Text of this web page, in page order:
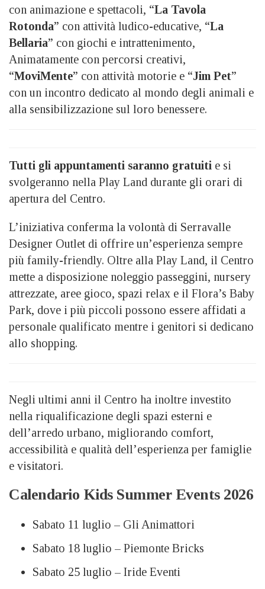
con animazione e spettacoli, “La Tavola
Rotonda” con attività ludico-educative, “La
Bellaria” con giochi e intrattenimento,
Animatamente con percorsi creativi,
“MoviMente” con attività motorie e “Jim Pet”
con un incontro dedicato al mondo degli animali e
alla sensibilizzazione sul loro benessere.
Tutti gli appuntamenti saranno gratuiti e si
svolgeranno nella Play Land durante gli orari di
apertura del Centro.
L’iniziativa conferma la volontà di Serravalle
Designer Outlet di offrire un’esperienza sempre
più family-friendly. Oltre alla Play Land, il Centro
mette a disposizione noleggio passeggini, nursery
attrezzate, aree gioco, spazi relax e il Flora’s Baby
Park, dove i più piccoli possono essere affidati a
personale qualificato mentre i genitori si dedicano
allo shopping.
Negli ultimi anni il Centro ha inoltre investito
nella riqualificazione degli spazi esterni e
dell’arredo urbano, migliorando comfort,
accessibilità e qualità dell’esperienza per famiglie
e visitatori.
Calendario Kids Summer Events 2026
Sabato 11 luglio – Gli Animattori
Sabato 18 luglio – Piemonte Bricks
Sabato 25 luglio – Iride Eventi